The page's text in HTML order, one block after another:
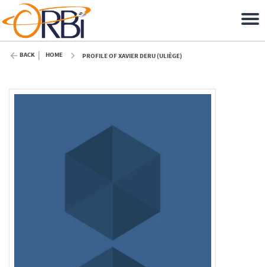
BACK HOME PROFILE OF XAVIER DERU (ULIÈGE)